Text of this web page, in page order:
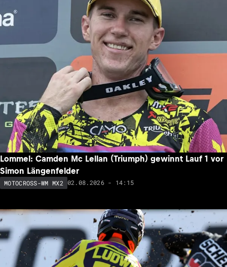
Lommel: Camden Mc Lellan (Triumph) gewinnt Lauf 1 vor
Simon Längenfelder
MOTOCROSS-WM MX2 02.08.2026 - 14:15